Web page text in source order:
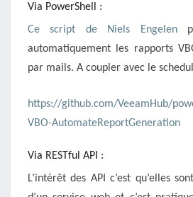
Via PowerShell :
Ce script de Niels Engelen
automatiquement les rapports
par mails. A coupler avec le
https://github.com/VeeamHub/
VBO-AutomateReportGeneration
Via RESTful API :
L’intérêt des API c’est qu’elles